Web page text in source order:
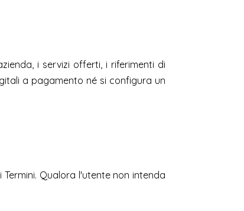
i servizi offerti, i riferimenti di
a pagamento né si configura un
Qualora l'utente non intenda